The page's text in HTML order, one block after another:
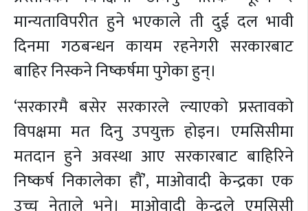
मान्यताविपरीत हुने भएकाले ती दुई दल भावी
दिनमा गठबन्धन कायम रहनेगरी सरकारबाट
बाहिर निस्कने निष्कर्षमा पुगेका हुन्।
‘सरकारमै बसेर सरकारले ल्याएको प्रस्तावको
विपक्षमा मत दिनु उपयुक्त होइन। एमसिसीमा
मतदान हुने अवस्था आए सरकारबाट बाहिरिने
निष्कर्ष निकालेका हौं’, माओवादी केन्द्रका एक